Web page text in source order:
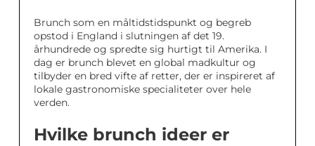
Brunch som en måltidstidspunkt og begreb
opstod i England i slutningen af det 19.
århundrede og spredte sig hurtigt til Amerika. I
dag er brunch blevet en global madkultur og
tilbyder en bred vifte af retter, der er inspireret af
lokale gastronomiske specialiteter over hele
verden.
Hvilke brunch ideer er